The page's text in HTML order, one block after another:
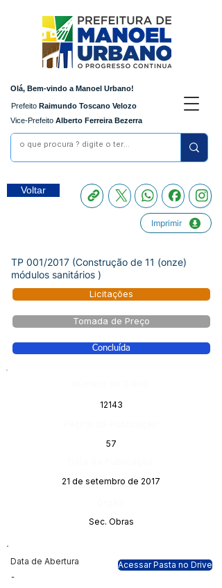
Olá, Bem-vindo a Manoel Urbano!
Prefeito Raimundo Toscano Velozo
Vice-Prefeito Alberto Ferreira Bezerra
Voltar
Imprimir
TP 001/2017 (Construção de 11 (onze)
módulos sanitários )
Licitações
Tomada de Preço
Concluída
12143
57
21 de setembro de 2017
Sec. Obras
Data de Abertura
-
Acessar Pasta no Drive